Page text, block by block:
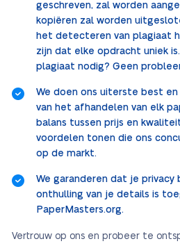
geschreven, zal worden
kopiëren zal worden
het detecteren van plagiaat
zijn dat elke opdracht uniek
plagiaat nodig? Geen
We doen ons uiterste best
van het afhandelen van elk
balans tussen prijs en
voordelen tonen die ons
op de markt.
We garanderen dat je privacy
onthulling van je details is
PaperMasters.org.
Vertrouw op ons en probeer te